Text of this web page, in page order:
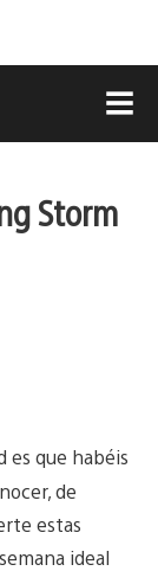
Storm
es que habéis
de
estas
ideal